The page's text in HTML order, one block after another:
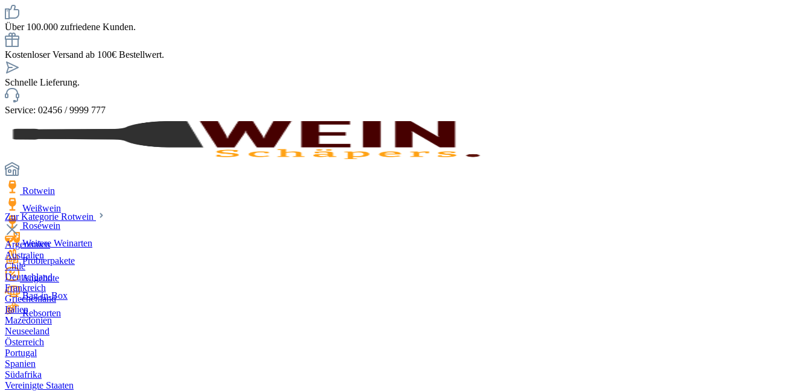
Über 100.000 zufriedene Kunden.
Kostenloser Versand ab 100€ Bestellwert.
Schnelle Lieferung.
Service: 02456 / 9999 777
Rotwein
Weißwein
Roséwein
Weitere Weinarten
Probierpakete
Angebote
Bag-in-Box
Rebsorten
Zur Kategorie Rotwein
Argentinien
Australien
Chile
Deutschland
Frankreich
Griechenland
Italien
Mazedonien
Neuseeland
Österreich
Portugal
Spanien
Südafrika
Vereinigte Staaten